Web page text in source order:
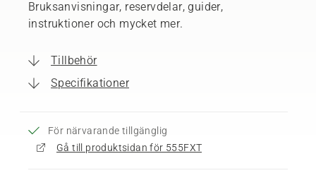
Bruksanvisningar, reservdelar, guider,
instruktioner och mycket mer.
Tillbehör
Specifikationer
För närvarande tillgänglig
Gå till produktsidan för 555FXT